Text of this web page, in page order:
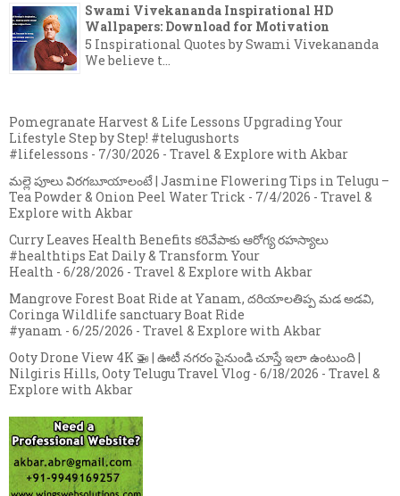
Swami Vivekananda Inspirational HD
Wallpapers: Download for Motivation
5 Inspirational Quotes by Swami Vivekananda
We believe t...
Pomegranate Harvest & Life Lessons Upgrading Your
Lifestyle Step by Step! #telugushorts
#lifelessons - 7/30/2026 - Travel & Explore with Akbar
మల్లె పూలు విరగబూయాలంటే | Jasmine Flowering Tips in Telugu –
Tea Powder & Onion Peel Water Trick - 7/4/2026 - Travel &
Explore with Akbar
Curry Leaves Health Benefits కరివేపాకు ఆరోగ్య రహస్యాలు
#healthtips Eat Daily & Transform Your
Health - 6/28/2026 - Travel & Explore with Akbar
Mangrove Forest Boat Ride at Yanam, దరియాలతిప్ప మడ అడవి,
Coringa Wildlife sanctuary Boat Ride
#yanam - 6/25/2026 - Travel & Explore with Akbar
Ooty Drone View 4K 🚁 | ఊటీ నగరం పైనుండి చూస్తే ఇలా ఉంటుంది |
Nilgiris Hills, Ooty Telugu Travel Vlog - 6/18/2026 - Travel &
Explore with Akbar